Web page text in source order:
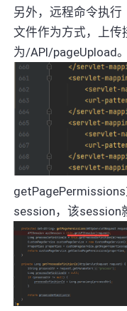
另外，远程命令执行
文件作为方式，上传
为/API/pageUpload。
session，该session